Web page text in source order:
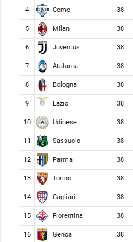
4 Como 38
5 Milan 38
6 Juventus 38
7 Atalanta 38
8 Bologna 38
9 Lazio 38
10 Udinese 38
11 Sassuolo 38
12 Parma 38
13 Torino 38
14 Cagliari 38
15 Fiorentina 38
16 Genoa 38